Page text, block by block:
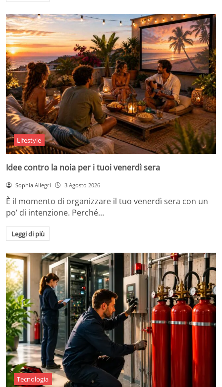
Lifestyle
Idee contro la noia per i tuoi venerdì sera
Sophia Allegri 3 Agosto 2026
È il momento di organizzare il tuo venerdì sera con un
po’ di intenzione. Perché…
Leggi di più
Tecnologia